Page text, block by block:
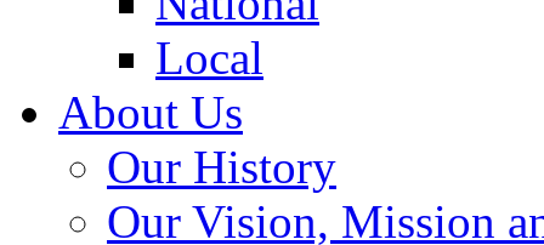
Local
About Us
Our History
Our Vision, Mission